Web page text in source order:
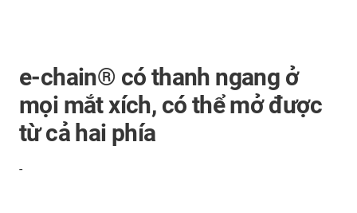
e-chain® có thanh ngang ở
mọi mắt xích, có thể mở được
từ cả hai phía
-